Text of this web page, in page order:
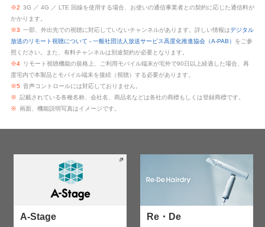
※2 3G ／ 4G ／ LTE 回線を使用する場合、お使いの通信事業者との契約に応じた通信料が
かかります。
※3 一部、外出先での視聴に対応していないチャンネルがあります。詳しい情報はデジタル
放送のリモート視聴について - 一般社団法人放送サービス高度化推進協会（A-PAB） をご参
照ください。また、有料チャンネルは別途契約が必要となります。
※4
リモート視聴機能の規格上、ご利用モバイル端末が宅外で90日以上経過した場合、再
度宅内で本製品とモバイル端末を接続（視聴）する必要があります。
※5 音声コントロールには対応しておりません。
※ 記載されている各種名称、会社名、商品名などは各社の商標もしくは登録商標です。
※ 画面、機能説明写真はイメージです。
A-Stage Re・De